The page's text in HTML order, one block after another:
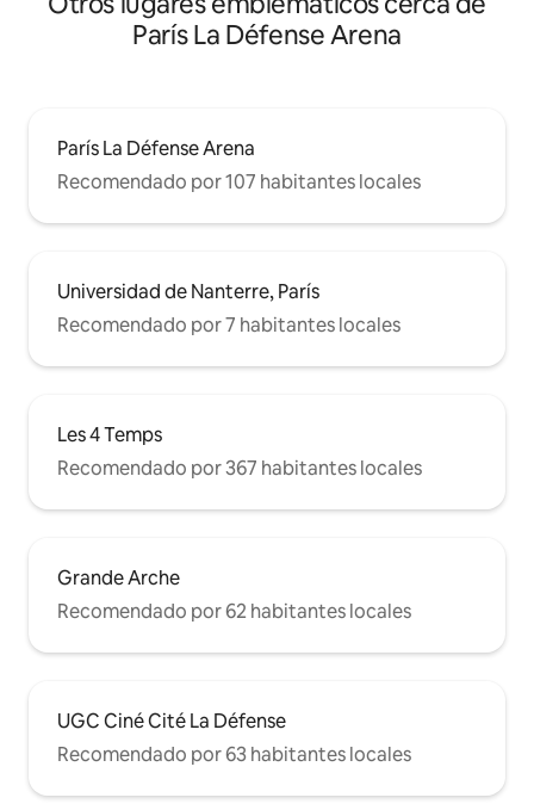
París La Défense Arena
París La Défense Arena
Recomendado por 107 habitantes locales
Universidad de Nanterre, París
Recomendado por 7 habitantes locales
Les 4 Temps
Recomendado por 367 habitantes locales
Grande Arche
Recomendado por 62 habitantes locales
UGC Ciné Cité La Défense
Recomendado por 63 habitantes locales